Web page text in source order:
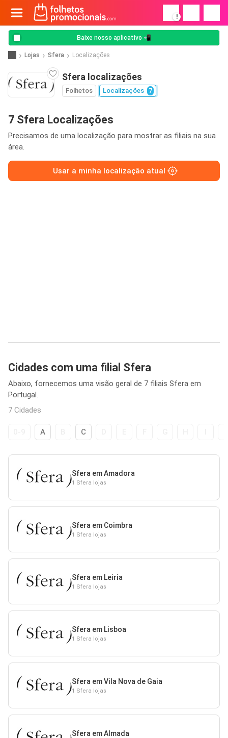
!
Baixe nosso aplicativo 📲
Lojas Sfera Localizações
Sfera localizações
Folhetos Localizações 7
7 Sfera Localizações
Precisamos de uma localização para mostrar as filiais na sua
área.
Usar a minha localização atual
Cidades com uma filial Sfera
Abaixo, fornecemos uma visão geral de 7 filiais Sfera em
Portugal.
7 Cidades
A C
Sfera em Amadora
1 Sfera lojas
Sfera em Coimbra
1 Sfera lojas
Sfera em Leiria
1 Sfera lojas
Sfera em Lisboa
1 Sfera lojas
Sfera em Vila Nova de Gaia
1 Sfera lojas
Sfera em Almada